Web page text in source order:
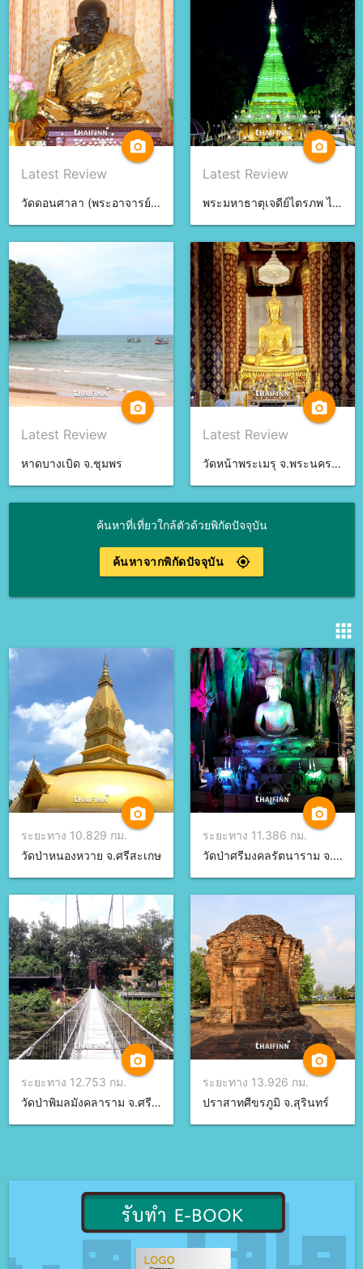
camera_alt
Latest Review
วัดดอนศาลา (พระอาจารย์นำ) จ.พัทลุง
camera_alt
Latest Review
พระมหาธาตุเจดีย์ไตรภพ ไตรมงคล จ.สงขลา
camera_alt
Latest Review
หาดบางเบิด จ.ชุมพร
camera_alt
Latest Review
วัดหน้าพระเมรุ จ.พระนครศรีอยุธยา
ค้นหาที่เที่ยวใกล้ตัวด้วยพิกัดปัจจุบัน
gps_fixed
ค้นหาจากพิกัดปัจจุบัน
apps
camera_alt
ระยะทาง 10.829 กม.
วัดป่าหนองหวาย จ.ศรีสะเกษ
camera_alt
ระยะทาง 11.386 กม.
วัดป่าศรีมงคลรัตนาราม จ.ศรีสะเกษ
camera_alt
ระยะทาง 12.753 กม.
วัดป่าพิมลมังคลาราม จ.ศรีสะเกษ
camera_alt
ระยะทาง 13.926 กม.
ปราสาทศีขรภูมิ จ.สุรินทร์